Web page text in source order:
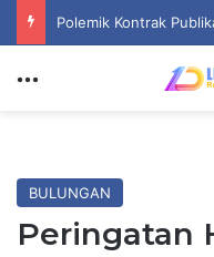
BULUNGAN
Peringatan